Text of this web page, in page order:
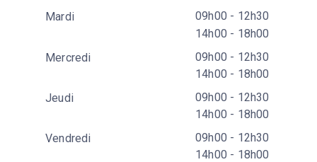
14h00 - 18h00
09h00 - 12h30
Vendredi
Jeudi
09h00 - 12h30
14h00 - 18h00
14h00 - 18h00
09h00 - 12h30
09h00 - 12h30
14h00 - 18h00
Mercredi
Mardi